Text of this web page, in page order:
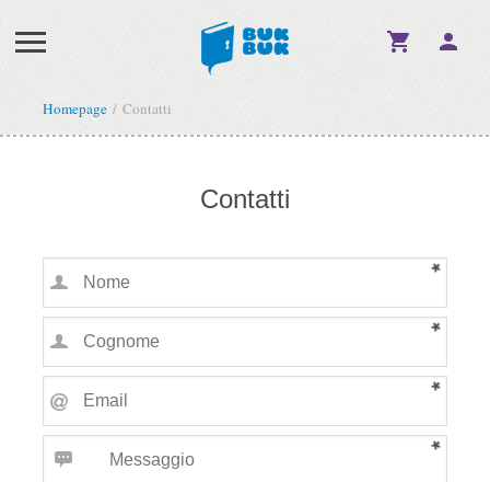
Homepage Contatti
Contatti